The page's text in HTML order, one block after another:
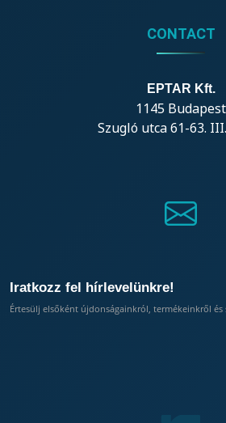
CONTACT
EPTAR Kft.
1145 Budapest
Szugló utca 61-63.
Iratkozz fel hírlevelünkre!
Értesülj elsőként újdonságainkról, termékeinkről